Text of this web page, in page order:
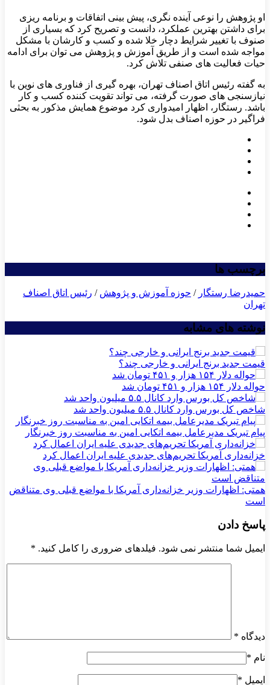
داد.
او پژوهش را نوعی آینده نگری، پیش بینی اتفاقات و برنامه ریزی
برای داشتن بهترین عملکرد، دانست و تصریح کرد که بسیاری از
صنوف با تغییر شرایط دچار خلا شده و کسب و کارشان با مشکل
حیات فعالیت های صنفی تلاش کرد.
به گفته رئیس اتاق اصناف تهران، بهره گیری از فناوری های نوین با
نیازسنجی های صورت گرفته، می تواند تقویت کننده کسب و کار
فراگیر در حوزه اصناف بدل شود.
برچسب ها
تهران
نوشته های مشابه
قیمت جدید برنج ایرانی و خارجی چند؟
حواله دلار ۱۵۴ هزار و ۴۵۱ تومان شد
شاخص کل بورس وارد کانال ۵.۵ میلیون واحد شد
پیام تبریک مدیرعامل بیمه اتکایی امین به مناسبت روز خبرنگار
خزانه‌داری آمریکا تحریم‌های جدیدی علیه ایران اعمال کرد
است
پاسخ دادن
دیدگاه
نام *